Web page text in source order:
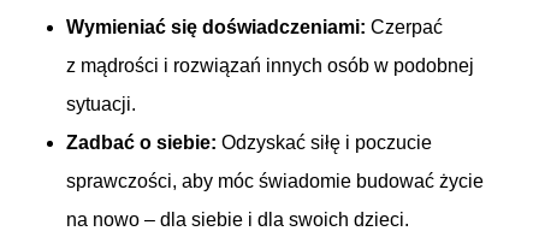
Wymieniać się doświadczeniami: Czerpać
z mądrości i rozwiązań innych osób w podobnej
sytuacji.
Zadbać o siebie: Odzyskać siłę i poczucie
sprawczości, aby móc świadomie budować życie
na nowo – dla siebie i dla swoich dzieci.